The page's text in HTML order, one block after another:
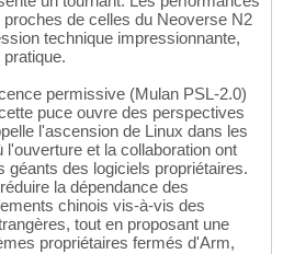
de celles du Neoverse N2
technique impressionnante,
permissive (Mulan PSL-2.0)
puce ouvre des perspectives
l'ascension de Linux dans les
et la collaboration ont
géants des logiciels propriétaires.
la dépendance des
chinois vis-à-vis des
tout en proposant une
propriétaires fermés d'Arm,